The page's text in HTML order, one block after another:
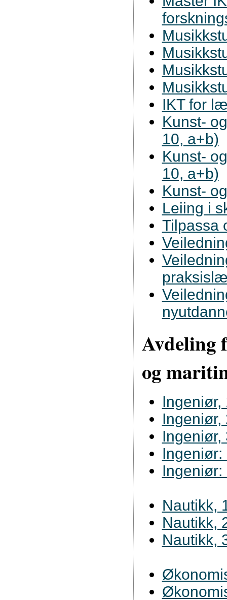
IKT for
Kunst-
10, a+b)
Kunst-
10, a+b)
Kunst-
Leiing i
Tilpassa
Avdeling
og
Ingeniør,
Ingeniør,
Ingeniør,
Ingeniør:
Nautikk,
Nautikk,
Nautikk,